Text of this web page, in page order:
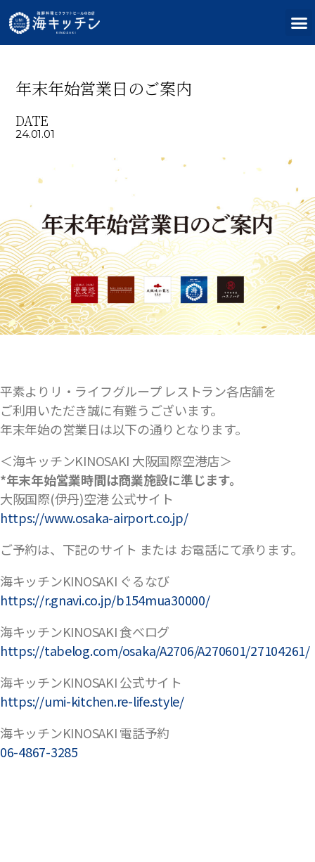
年末年始営業日のご案内
DATE
24.01.01
平素よりリ・ライフグループ レストラン各店舗を
ご利用いただき誠に有難うございます。
年末年始の営業日は以下の通りとなります。
＜海キッチンKINOSAKI 大阪国際空港店＞
*年末年始営業時間は商業施設に準じます。
大阪国際(伊丹)空港 公式サイト
https://www.osaka-airport.co.jp/
ご予約は、下記のサイト または お電話にて承ります。
海キッチンKINOSAKI ぐるなび
https://r.gnavi.co.jp/b154mua30000/
海キッチンKINOSAKI 食べログ
https://tabelog.com/osaka/A2706/A270601/27104261/
海キッチンKINOSAKI 公式サイト
https://umi-kitchen.re-life.style/
海キッチンKINOSAKI 電話予約
06-4867-3285